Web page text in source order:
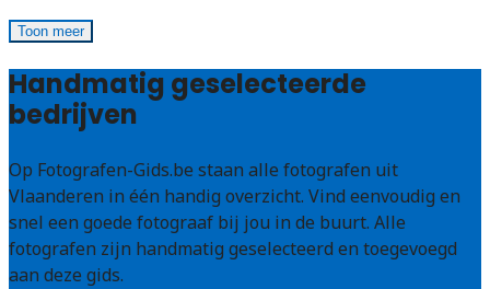
Toon meer
Handmatig geselecteerde
bedrijven
Op Fotografen-Gids.be staan alle fotografen uit
Vlaanderen in één handig overzicht. Vind eenvoudig en
snel een goede fotograaf bij jou in de buurt. Alle
fotografen zijn handmatig geselecteerd en toegevoegd
aan deze gids.